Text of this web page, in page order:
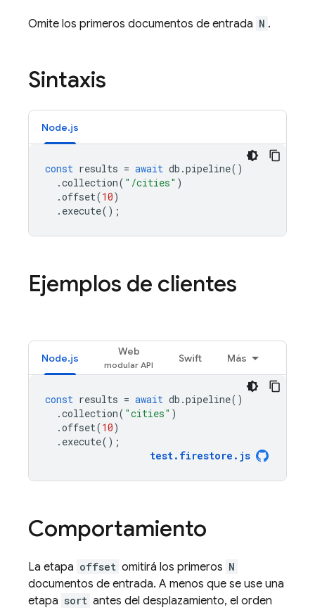
Omite los primeros documentos de entrada N .
Sintaxis
Node.js
const results = await db .pipeline()
.collection( "/cities" )
.offset(10)
. execute();
Ejemplos de clientes
Node.js
Web
Swift Más
const results = await db .pipeline()
.collection( "cities" )
.offset(10)
. execute();
test. firestore . js
Comportamiento
La etapa offset omitirá los primeros N
documentos de entrada. A menos que se use una
etapa sort antes del desplazamiento, el orden